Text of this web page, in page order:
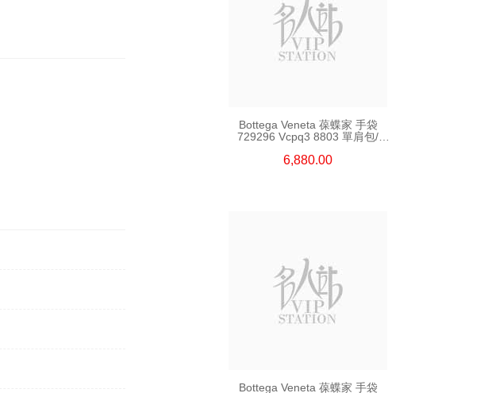
Bottega Veneta 葆蝶家 手袋
729296 Vcpq3 8803 單肩包/
6,880.00
Bottega Veneta 葆蝶家 手袋